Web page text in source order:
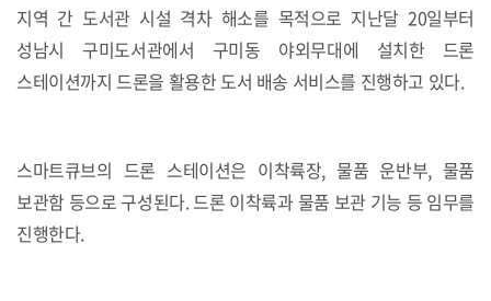
지역 간 도서관 시설 격차 해소를 목적으로 지난달 20일부터
성남시 구미도서관에서 구미동 야외무대에 설치한 드론
스테이션까지 드론을 활용한 도서 배송 서비스를 진행하고 있다.
스마트큐브의 드론 스테이션은 이착륙장, 물품 운반부, 물품
보관함 등으로 구성된다. 드론 이착륙과 물품 보관 기능 등 임무를
진행한다.